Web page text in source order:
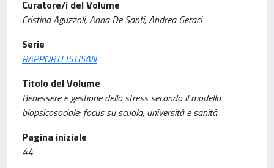
Curatore/i del Volume
Cristina Aguzzoli, Anna De Santi, Andrea Geraci
Serie
RAPPORTI ISTISAN
Titolo del Volume
Benessere e gestione dello stress secondo il modello
biopsicosociale: focus su scuola, università e sanità.
Pagina iniziale
44